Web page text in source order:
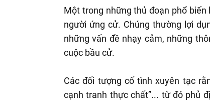
Một trong những thủ đoạn phổ
người ứng cử. Chúng thường lợi
những vấn đề nhạy cảm, những
cuộc bầu cử.
Các đối tượng cố tình xuyên tạc
cạnh tranh thực chất”... từ đó phủ